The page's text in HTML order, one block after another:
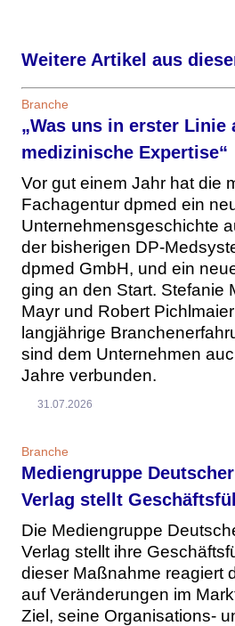
Weitere Artikel aus
Branche
„Was uns in erster Linie
medizinische Expertise“
Vor gut einem Jahr hat die
Fachagentur dpmed ein
Unternehmensgeschichte
der bisherigen DP-
dpmed GmbH, und ein
ging an den Start. Stefanie
Mayr und Robert
langjährige
sind dem Unternehmen
Jahre verbunden.
31.07.2026
Branche
Mediengruppe
Verlag stellt
Die Mediengruppe
Verlag stellt ihre
dieser Maßnahme reagiert
auf Veränderungen im
Ziel, seine Organisations-